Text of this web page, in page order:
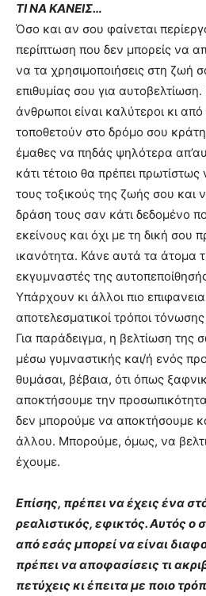
ΤΙ ΝΑ ΚΑΝΕΙΣ…
Όσο και αν σου φαίνεται
περίπτωση που δεν μπορείς να
να τα χρησιμοποιήσεις στη ζωή
επιθυμίας σου για
άνθρωποι είναι καλύτεροι κι
τοποθετούν στο δρόμο σου
έμαθες να πηδάς ψηλότερα
κάτι τέτοιο θα πρέπει
τους τοξικούς της ζωής σου και
δράση τους σαν κάτι δεδομένο
εκείνους και όχι με τη δική σου
ικανότητα. Κάνε αυτά τα άτομα
εκγυμναστές της
Υπάρχουν κι άλλοι πιο
αποτελεσματικοί τρόποι
Για παράδειγμα, η βελτίωση της
μέσω γυμναστικής και/ή ενός
θυμάσαι, βέβαια, ότι όπως
αποκτήσουμε την
δεν μπορούμε να αποκτήσουμε
άλλου. Μπορούμε, όμως, να
έχουμε.
Επίσης, πρέπει να έχεις ένα
ρεαλιστικός, εφικτός. Αυτός ο
από εσάς μπορεί να είναι
πρέπει να αποφασίσεις τι
πετύχεις κι έπειτα με ποιο